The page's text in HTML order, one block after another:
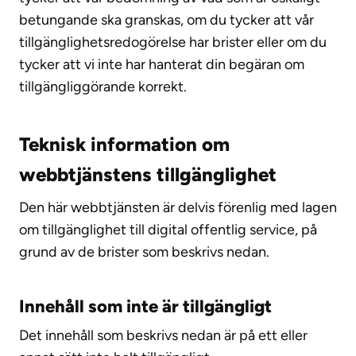
betungande ska granskas, om du tycker att vår
tillgänglighetsredogörelse har brister eller om du
tycker att vi inte har hanterat din begäran om
tillgängliggörande korrekt.
Teknisk information om
webbtjänstens tillgänglighet
Den här webbtjänsten är delvis förenlig med lagen
om tillgänglighet till digital offentlig service, på
grund av de brister som beskrivs nedan.
Innehåll som inte är tillgängligt
Det innehåll som beskrivs nedan är på ett eller